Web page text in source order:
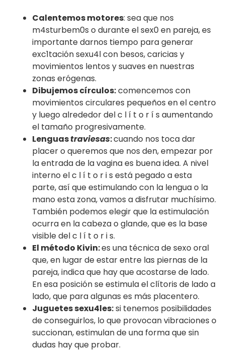
Calentemos motores: sea que nos
m4sturbem0s o durante el sex0 en pareja, es
importante darnos tiempo para generar
exc1tación sexu4l con besos, caricias y
movimientos lentos y suaves en nuestras
zonas erógenas.
Dibujemos círculos:comencemos con
movimientos circulares pequeños en el centro
y luego alrededor del c l í t o r í s aumentando
el tamaño progresivamente.
Lenguastraviesas:cuando nos toca dar
placer o queremos que nos den, empezar por
la entrada de la vagina es buena idea. A nivel
interno el c l í t o r i s está pegado a esta
parte, así que estimulando con la lengua o la
mano esta zona, vamos a disfrutar muchísimo.
También podemos elegir que la estimulación
ocurra en la cabeza o glande, que es la base
visible del c l í t o r i s.
El método Kivin:es una técnica de sexo oral
que, en lugar de estar entre las piernas de la
pareja, indica que hay que acostarse de lado.
En esa posición se estimula el clítoris de lado a
lado, que para algunas es más placentero.
Juguetes sexu4les:si tenemos posibilidades
de conseguirlos, lo que provocan vibraciones o
succionan, estimulan de una forma que sin
dudas hay que probar.